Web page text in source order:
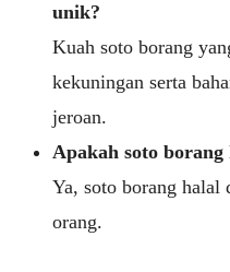
unik?
Kuah soto borang
kekuningan serta
jeroan.
Apakah soto borang
Ya, soto borang halal
orang.